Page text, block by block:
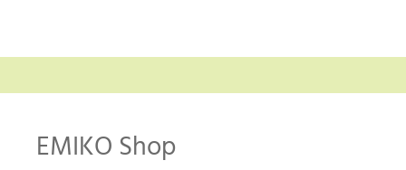
EMIKO Shop